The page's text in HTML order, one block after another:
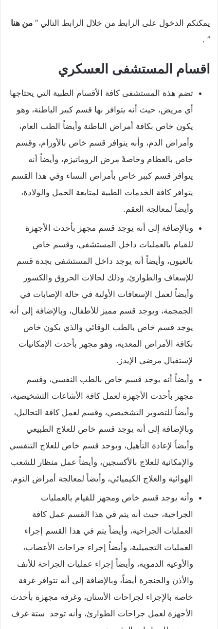
يمكنكم الدخول على الرابط من خلال الرابط التالي ” من هنا
” .
اقسام المستشفى العسكري
تضم هذة المستشفى كافة الأقسام الطبية التي يحتاجها
أي مريض، حيث أنه يتوافر بها قسم كبير الباطنة، وهو
يكون خاص بكافة أمراض الباطنة وأيضاً الطب العام،
وأمراض الدم، وأنه يتوافر قسم خاص بالأورام، وقسم
خاص بالعظام وخاصةً مرض الروماتيزم، وأيضاً أنه
يتوافر قسم كببر خاص بأمراض النساء وفي هذا القسم
يتوافر كافة الخدمات الطبية لمتابعة الحمل والولادة،
وأيضاً لمعالجة العقم.
وبالإضافة إلى أنه يوجد قسم مجهز بأحدث الأجهزة
للقيام بالعمليات داخل المستشفى، وقسم خاص
بالعيون، وأيضاً أنه يوجد داخل المستشفى بجدة قسم
للإسعاف والطوارئ، وذلك لحالات الحروق والكسور
وأيضاً لعمل الإسعافات الأولية في حالة الإصابات في
الجمجمة، ويوجد قسم مميز للأطفال، وبالإضافة إلى أنه
يوجد قسم خاص بالطب الوقائي والذي يكون خاص
بكافة الأمراض المعدية، وهو مجهز بأحدث الإمكانيات
لإستقبال مرضى الإيدز.
وأيضاً أنه يوجد قسم خاص بالطب النفسي، وقسم
مجهز بأحدث الأجهزة لعمل كافة الأشاعات التشخيصية،
وأيضاً للتصوير التشخيصي، وقسم لعمل كافة التحاليل،
وبالإضافة إلى أنه يوجد قسم خاص للعلاج الطبيعي
وأيضاً لإعادة التأهيل، ويوجد قسم خاص للعلاج التنفسي
والإمكانية للعلاج بالأكسجين، وأيضاً عمل منظار للشعب
الهوائية والعلاج الكيميائي، وأيضاً لمعالجة أمراض النوم.
وأنه يوجد قسم خاص ومجهز للقيام بالعمليات
الجراحية، حيث أنه يتم في هذا القسم عمل كافة
العمليات الجراحية، وأيضاً يتم في هذا القسم إجراء
العمليات التجميلية، وأيضاً إجراء جراحات الأعصاب،
والأوعية الدموية، وأيضاً إجراء عمليات الجراحة للأنف
والأذن والحنجرة أيضاً، وبالإضافة إلى أنه تتوافر غرفة
خاصة بالإجراء لجراحات الأسنان، وغرفة مجهزة بأحدث
الأجهزة لعمل جراحات الطوارئ، وأنه توجد ستة غرف